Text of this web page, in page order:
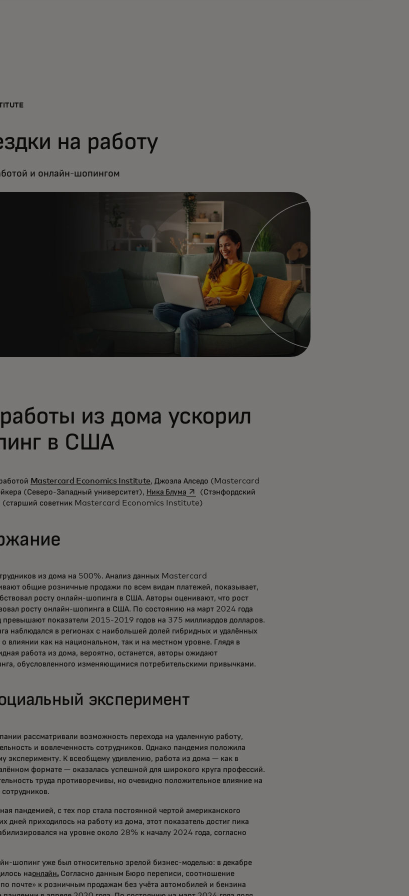
на работу
и онлайн-шопингом
из дома ускорил
в США
Mastercard Economics Institute, Джоэла Алседо (Mastercard
(Северо-Западный университет), Ника Блумаopens in a new tab
(Стэнфордский
in a new tab
(старший советник Mastercard Economics Institute)
из дома на 500%. Анализ данных Mastercard
общие розничные продажи по всем видам платежей, показывает,
росту онлайн-шопинга в США. Авторы оценивают, что рост
росту онлайн-шопинга в США. По состоянию на март 2024 года
превышают показатели 2015-2019 годов на 375 миллиардов долларов.
наблюдался в регионах с наибольшей долей гибридных и удалённых
о влиянии как на национальном, так и на местном уровне. Глядя в
работа из дома, вероятно, останется, авторы ожидают
обусловленного изменяющимися потребительскими привычками.
эксперимент
рассматривали возможность перехода на удаленную работу,
и вовлеченность сотрудников. Однако пандемия положила
эксперименту. К всеобщему удивлению, работа из дома — как в
формате — оказалась успешной для широкого круга профессий.
труда противоречивы, но очевидно положительное влияние на
пандемией, с тех пор стала постоянной чертой американского
дней приходилось на работу из дома, этот показатель достиг пика
на уровне около 28% к началу 2024 года, согласно
tab
шопинг уже был относительно зрелой бизнес-моделью: в декабре
наонлайн.Согласно данным Бюро переписи, соотношение
почте» к розничным продажам без учёта автомобилей и бензина